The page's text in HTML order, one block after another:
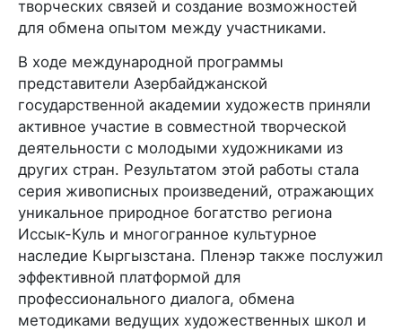
творческих связей и создание возможностей
для обмена опытом между участниками.
В ходе международной программы
представители Азербайджанской
государственной академии художеств приняли
активное участие в совместной творческой
деятельности с молодыми художниками из
других стран. Результатом этой работы стала
серия живописных произведений, отражающих
уникальное природное богатство региона
Иссык-Куль и многогранное культурное
наследие Кыргызстана. Пленэр также послужил
эффективной платформой для
профессионального диалога, обмена
методиками ведущих художественных школ и